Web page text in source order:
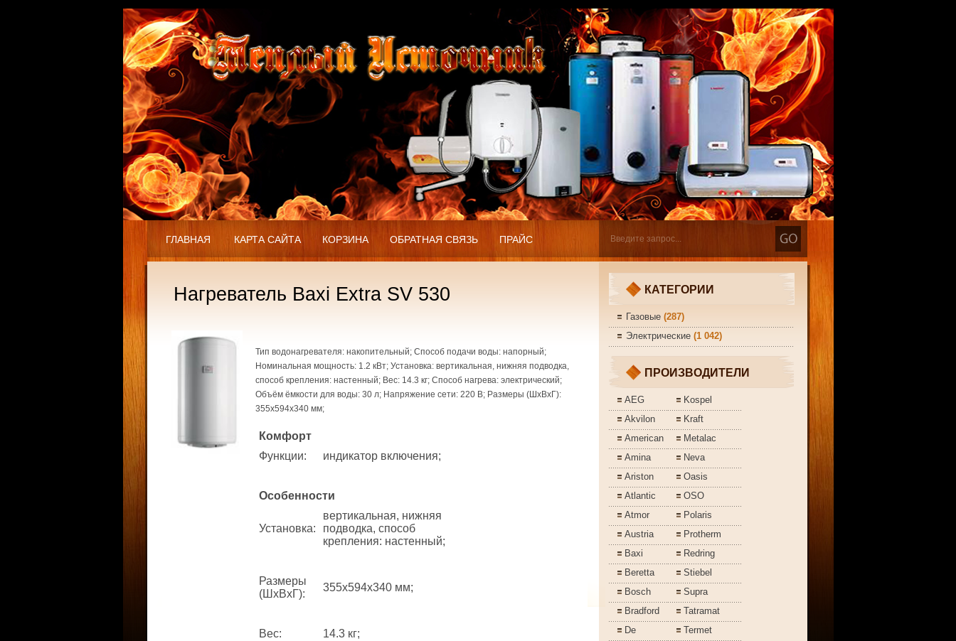
ГЛАВНАЯ КАРТА САЙТА КОРЗИНА ОБРАТНАЯ СВЯЗЬ ПРАЙС
Нагреватель Baxi Extra SV 530
Тип водонагревателя: накопительный; Способ подачи воды: напорный;
Номинальная мощность: 1.2 кВт; Установка: вертикальная, нижняя подводка,
способ крепления: настенный; Вес: 14.3 кг; Способ нагрева: электрический;
Объём ёмкости для воды: 30 л; Напряжение сети: 220 В; Размеры (ШхВхГ):
355x594x340 мм;
Комфорт
Функции: индикатор включения;
Особенности
Установка:
вертикальная, нижняя
подводка, способ
крепления: настенный;
Размеры
(ШхВхГ):
355x594x340 мм;
Вес: 14.3 кг;
КАТЕГОРИИ
Газовые(287)
Электрические(1 042)
ПРОИЗВОДИТЕЛИ
AEG
Akvilon
American
Amina
Ariston
Atlantic
Atmor
Austria
Baxi
Beretta
Bosch
Bradford
De
Kospel
Kraft
Metalac
Neva
Oasis
OSO
Polaris
Protherm
Redring
Stiebel
Supra
Tatramat
Termet